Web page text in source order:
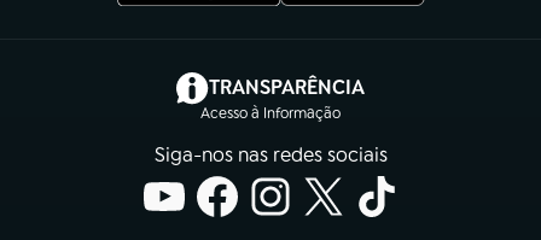
TRANSPARÊNCIA
Acesso à Informação
(abre em nova aba)
Siga-nos nas redes sociais